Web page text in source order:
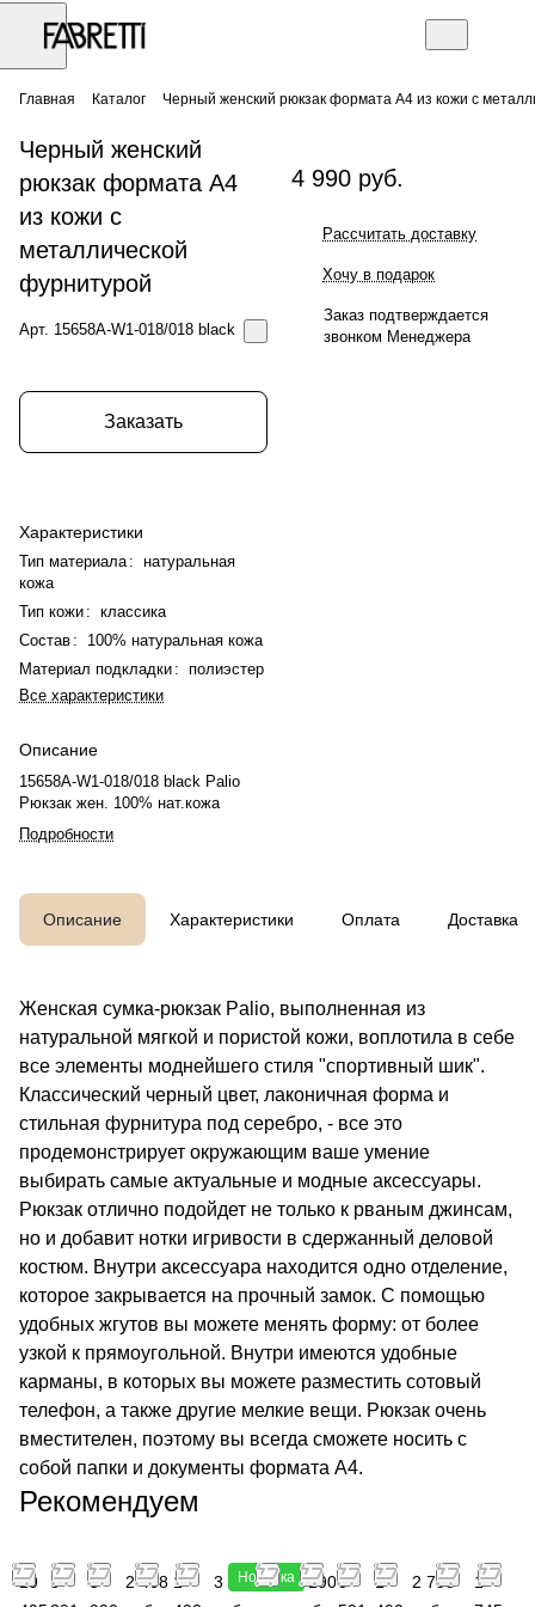
Главная Каталог Черный женский рюкзак формата А4 из кожи с
Черный женский
рюкзак формата А4
из кожи с
металлической
фурнитурой
Арт. 15658A-W1-018/018 black
Заказать
Характеристики
Тип материала : натуральная
кожа
Тип кожи : классика
Состав :
100% натуральная кожа
Материал подкладки : полиэстер
Все характеристики
Описание
15658A-W1-018/018 black Palio
Рюкзак жен. 100% нат.кожа
Подробности
4 990 руб.
Рассчитать доставку
Хочу в подарок
Заказ подтверждается
звонком Менеджера
Описание Характеристики Оплата Доставка
Женская сумка-рюкзак Palio, выполненная из
натуральной мягкой и пористой кожи, воплотила в себе
все элементы моднейшего стиля "спортивный шик".
Классический черный цвет, лаконичная форма и
стильная фурнитура под серебро, - все это
продемонстрирует окружающим ваше умение
выбирать самые актуальные и модные аксессуары.
Рюкзак отлично подойдет не только к рваным джинсам,
но и добавит нотки игривости в сдержанный деловой
костюм. Внутри аксессуара находится одно отделение,
которое закрывается на прочный замок. С помощью
удобных жгутов вы можете менять форму: от более
узкой к прямоугольной. Внутри имеются удобные
карманы, в которых вы можете разместить сотовый
телефон, а также другие мелкие вещи. Рюкзак очень
вместителен, поэтому вы всегда сможете носить с
собой папки и документы формата А4.
Рекомендуем
19
5
5
2 468 1
Новинка
3 990
3 1903
1
2 793
1